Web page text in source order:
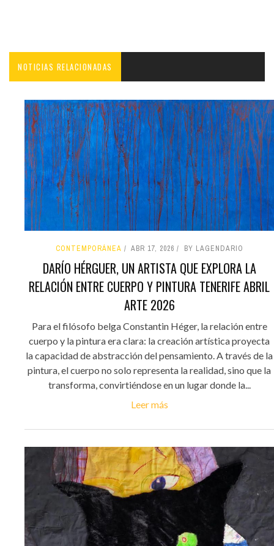
NOTICIAS RELACIONADAS
CONTEMPORÁNEA ABR 17, 2026 BY LAGENDARIO
DARÍO HÉRGUER, UN ARTISTA QUE EXPLORA LA
RELACIÓN ENTRE CUERPO Y PINTURA TENERIFE ABRIL
ARTE 2026
Para el filósofo belga Constantin Héger, la relación entre
cuerpo y la pintura era clara: la creación artística proyecta
la capacidad de abstracción del pensamiento. A través de la
pintura, el cuerpo no solo representa la realidad, sino que la
transforma, convirtiéndose en un lugar donde la...
Leer más